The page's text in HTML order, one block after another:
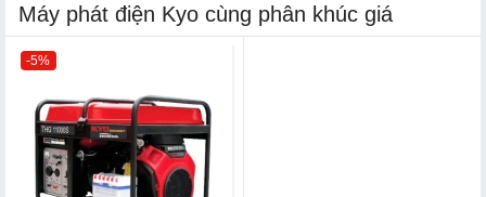
Máy phát điện Kyo cùng phân khúc giá
-5%